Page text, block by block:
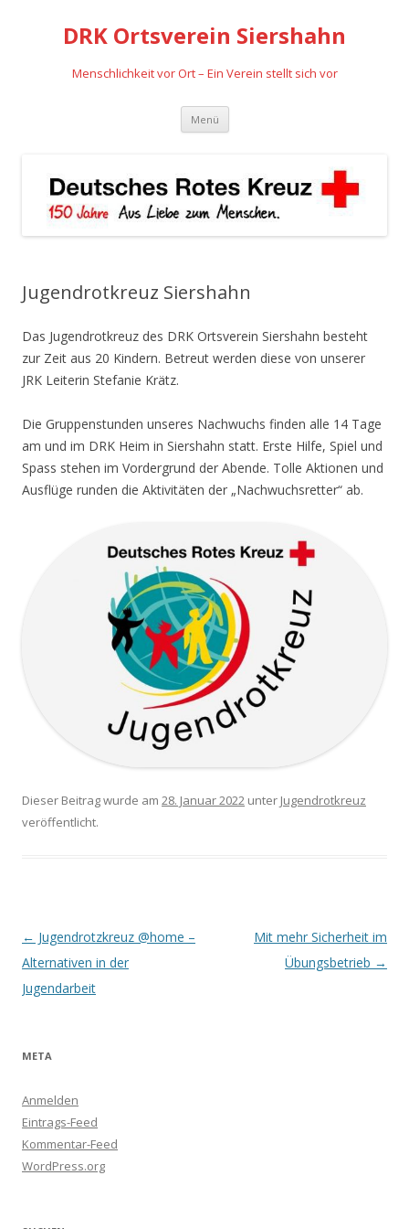
DRK Ortsverein Siershahn
Menschlichkeit vor Ort – Ein Verein stellt sich vor
Menü Zum
springen
Jugendrotkreuz Siershahn
Das Jugendrotkreuz des DRK Ortsverein Siershahn besteht
zur Zeit aus 20 Kindern. Betreut werden diese von unserer
JRK Leiterin Stefanie Krätz.
Die Gruppenstunden unseres Nachwuchs finden alle 14 Tage
am und im DRK Heim in Siershahn statt. Erste Hilfe, Spiel und
Spass stehen im Vordergrund der Abende. Tolle Aktionen und
Ausflüge runden die Aktivitäten der „Nachwuchsretter“ ab.
Dieser Beitrag wurde am 28. Januar 2022 unter Jugendrotkreuz
veröffentlicht.
B
e
i
a
s
-
N
← Jugendrotzkreuz @home –
Alternativen in der
Jugendarbeit
Mit mehr Sicherheit im
Übungsbetrieb →
META
Anmelden
Eintrags-Feed
Kommentar-Feed
WordPress.org